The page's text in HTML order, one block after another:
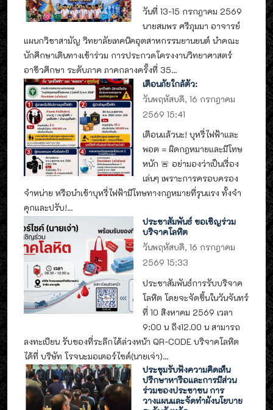
วันที่ 13-15 กรกฎาคม 2569
นายสมพร ศรีภุมมา อาจารย์
แผนกวิชาสามัญ วิทยาลัยเทคนิคอุตสาหกรรมยานยนต์ นำคณะ
นักศึกษาเดินทางเข้าร่วม การประกวดโครงงานวิทยาศาสตร์
อาชีวศึกษา ระดับภาค ภาคกลางครั้งที่ 35...
เตือนภัยใกล้ตัว:
วันพฤหัสบดี, 16 กรกฎาคม
2569 15:41
เตือนแล้วนะ! บุหรี่ไฟฟ้าและ
พอต = ผิดกฎหมายและมีโทษ
หนัก 🚨 อย่ามองว่าเป็นเรื่อง
เล่นๆ เพราะการครอบครอง
จำหน่าย หรือนำเข้าบุหรี่ไฟฟ้ามีโทษทางกฎหมายที่รุนแรง ทั้งจำ
คุกและปรับ!...
ประชาสัมพันธ์ ขอเชิญร่วม
บริจาคโลหิต
วันพฤหัสบดี, 16 กรกฎาคม
2569 15:33
ประชาสัมพันธ์การรับบริจาค
โลหิต โดยจะจัดขึ้นในวันจันทร์
ที่ 10 สิงหาคม 2569 เวลา
9:00 น ถึง12.00 น สามารถ
ลงทะเบียน รับของที่ระลึกได้ล่วงหน้า QR-CODE บริจาคโลหิต
ได้ที่ บริษัท โรจนะมอเตอร์ไซด์(นายเจ่า)...
ประชุมรับฟังความคิดเห็น
ปรึกษาหารือและการมีส่วน
ร่วมของประชาชน การ
วางแผนและจัดทำผังนโยบาย